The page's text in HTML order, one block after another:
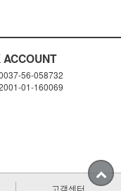
56-058732
01-160069
고객센터